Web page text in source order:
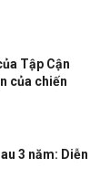
Tập Cận
của chiến
3 năm: Diễn